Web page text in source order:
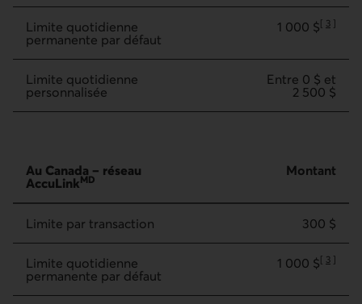
Limite quotidienne
permanente par défaut
1 000 $[ 3 ]
Aller à
Limite quotidienne
personnalisée
Entre 0 $ et
2 500 $
Au Canada – réseau
AccuLinkMD
Montant
Limite par transaction 300 $
Limite quotidienne
permanente par défaut
1 000 $[ 3 ]
Aller à